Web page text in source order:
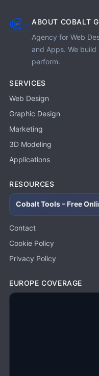
ABOUT COBALT
Agency for Web
and Apps. We
perform.
SERVICES
Web Design
Graphic Design
Marketing
3D Modeling
Applications
RESOURCES
Cobalt Tools – Free
Contact
Cookie Policy
Privacy Policy
EUROPE COVERAGE